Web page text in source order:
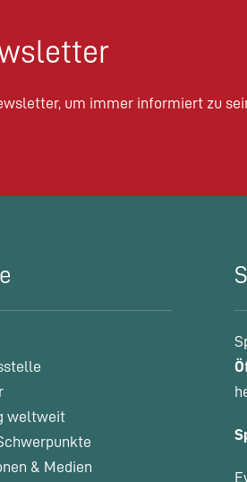
um immer informiert zu
weltweit
& Medien